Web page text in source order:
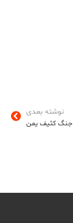
نوشته بعدی
جنگ کثیف یمن